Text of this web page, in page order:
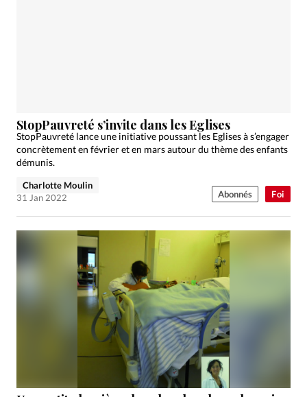
Foi
StopPauvreté s’invite dans les Eglises
StopPauvreté lance une initiative poussant les Eglises à s’engager
concrètement en février et en mars autour du thème des enfants
démunis.
Charlotte Moulin
31 Jan 2022
Abonnés